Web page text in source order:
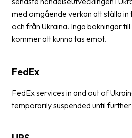
med omgående verkan att ställa in
och från Ukraina. Inga bokningar
kommer att kunna tas emot.
FedEx
FedEx services in and out of
temporarily suspended until